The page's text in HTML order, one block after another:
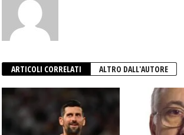
ARTICOLI CORRELATI ALTRO DALL'AUTORE